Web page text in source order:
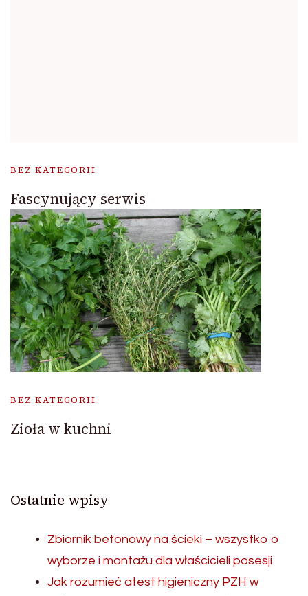
BEZ KATEGORII
Fascynujący serwis
BEZ KATEGORII
Zioła w kuchni
Ostatnie wpisy
Zbiornik betonowy na ścieki – wszystko o
wyborze i montażu dla właścicieli posesji
Jak rozumieć atest higieniczny PZH w